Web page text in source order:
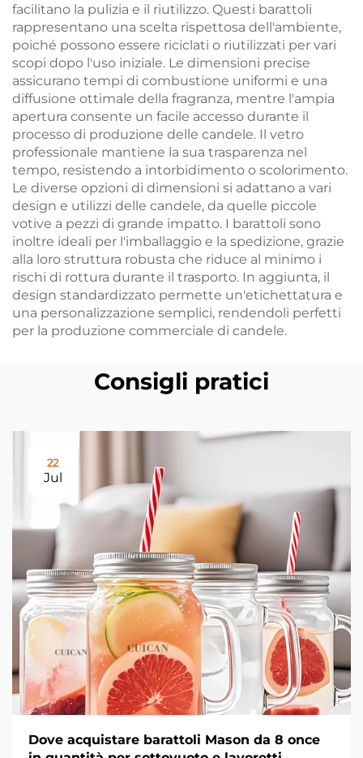
facilitano la pulizia e il riutilizzo. Questi barattoli
rappresentano una scelta rispettosa dell'ambiente,
poiché possono essere riciclati o riutilizzati per vari
scopi dopo l'uso iniziale. Le dimensioni precise
assicurano tempi di combustione uniformi e una
diffusione ottimale della fragranza, mentre l'ampia
apertura consente un facile accesso durante il
processo di produzione delle candele. Il vetro
professionale mantiene la sua trasparenza nel
tempo, resistendo a intorbidimento o scolorimento.
Le diverse opzioni di dimensioni si adattano a vari
design e utilizzi delle candele, da quelle piccole
votive a pezzi di grande impatto. I barattoli sono
inoltre ideali per l'imballaggio e la spedizione, grazie
alla loro struttura robusta che riduce al minimo i
rischi di rottura durante il trasporto. In aggiunta, il
design standardizzato permette un'etichettatura e
una personalizzazione semplici, rendendoli perfetti
per la produzione commerciale di candele.
Consigli pratici
22
Jul
Dove acquistare barattoli Mason da 8 once